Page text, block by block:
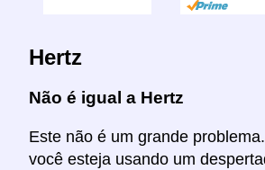
Hertz
Não é igual a Hertz
Este não é um grande
você esteja usando um